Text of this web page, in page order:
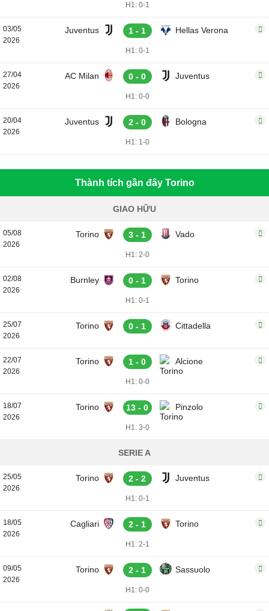
H1: 0-1
03/05
2026
Juventus 1 - 1 Hellas Verona
H1: 0-1
27/04
2026
AC Milan 0 - 0 Juventus
H1: 0-0
20/04
2026
Juventus 2 - 0 Bologna
H1: 1-0
Thành tích gần đây Torino
GIAO HỮU
05/08
2026
Torino 3 - 1 Vado
H1: 2-0
02/08
2026
Burnley 0 - 1 Torino
H1: 0-1
25/07
2026
Torino 0 - 1 Cittadella
22/07
2026
Torino 1 - 0 Alcione
H1: 0-0
18/07
2026
Torino 13 - 0 Pinzolo
H1: 3-0
SERIE A
25/05
2026
Torino 2 - 2 Juventus
H1: 0-1
18/05
2026
Cagliari 2 - 1 Torino
H1: 2-1
09/05
2026
Torino 2 - 1 Sassuolo
H1: 0-0